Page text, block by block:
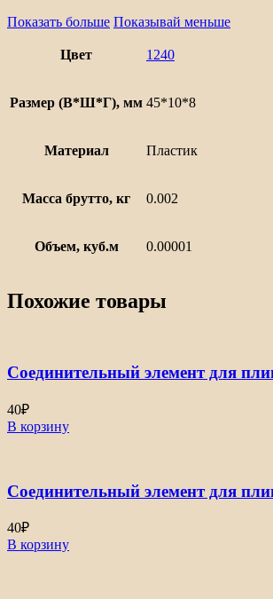
Показать больше Показывай меньше
Цвет 1240
Размер (В*Ш*Г), мм 45*10*8
Материал Пластик
Масса брутто, кг 0.002
Объем, куб.м 0.00001
Похожие товары
Соединительный элемент для
40₽
В корзину
Соединительный элемент для
40₽
В корзину